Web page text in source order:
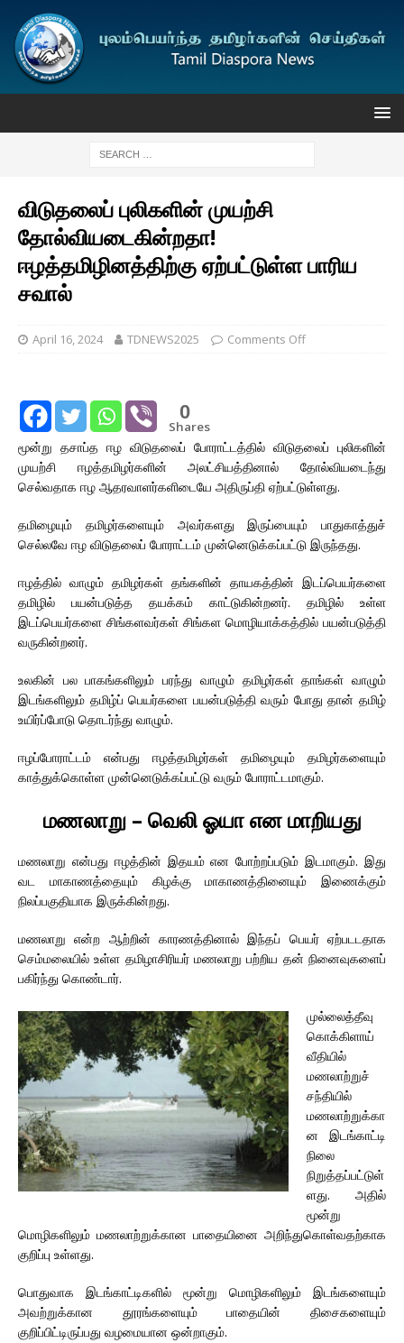
விடுதலைப் புலிகளின் முயற்சி
தோல்வியடைகின்றதா!
ஈழத்தமிழினத்திற்கு ஏற்பட்டுள்ள பாரிய
சவால்
April 16, 2024 TDNEWS2025 Comments Off
0
Shares
மூன்று தசாப்த ஈழ விடுதலைப் போராட்டத்தில் விடுதலைப் புலிகளின்
முயற்சி ஈழத்தமிழர்களின் அலட்சியத்தினால் தோல்வியடைந்து
செல்வதாக ஈழ ஆதரவாளர்களிடையே அதிருப்தி ஏற்பட்டுள்ளது.
தமிழையும் தமிழர்களையும் அவர்களது இருப்பையும் பாதுகாத்துச்
செல்லவே ஈழ விடுதலைப் போராட்டம் முன்னெடுக்கப்பட்டு இருந்தது.
ஈழத்தில் வாழும் தமிழர்கள் தங்களின் தாயகத்தின் இடப்பெயர்களை
தமிழில் பயன்படுத்த தயக்கம் காட்டுகின்றனர். தமிழில் உள்ள
இடப்பெயர்களை சிங்களவர்கள் சிங்கள மொழியாக்கத்தில் பயன்படுத்தி
வருகின்றனர்.
உலகின் பல பாகங்களிலும் பரந்து வாழும் தமிழர்கள் தாங்கள் வாழும்
இடங்களிலும் தமிழ்ப் பெயர்களை பயன்படுத்தி வரும் போது தான் தமிழ்
உயிர்ப்போடு தொடர்ந்து வாழும்.
ஈழப்போராட்டம் என்பது ஈழத்தமிழர்கள் தமிழையும் தமிழர்களையும்
காத்துக்கொள்ள முன்னெடுக்கப்பட்டு வரும் போராட்டமாகும்.
மணலாறு – வெலி ஓயா என மாறியது
மணலாறு என்பது ஈழத்தின் இதயம் என போற்றப்படும் இடமாகும். இது
வட மாகாணத்தையும் கிழக்கு மாகாணத்தினையும் இணைக்கும்
நிலப்பகுதியாக இருக்கின்றது.
மணலாறு என்ற ஆற்றின் காரணத்தினால் இந்தப் பெயர் ஏற்படடதாக
செம்மலையில் உள்ள தமிழாசிரியர் மணலாறு பற்றிய தன் நினைவுகளைப்
பகிர்ந்து கொண்டார்.
முல்லைத்தீவு
கொக்கிளாய்
வீதியில்
மணலாற்றுச்
சந்தியில்
மணலாற்றுக்கா
ன இடங்காட்டி
நிலை
நிறுத்தப்பட்டுள்
ளது. அதில்
மூன்று
மொழிகளிலும் மணலாற்றுக்கான பாதையினை அறிந்துகொள்வதற்காக
குறிப்பு உள்ளது.
பொதுவாக இடங்காட்டிகளில் மூன்று மொழிகளிலும் இடங்களையும்
அவற்றுக்கான தூரங்களையும் பாதையின் திசைகளையும்
குறிப்பிட்டிருப்பது வழமையான ஒன்றாகும்.